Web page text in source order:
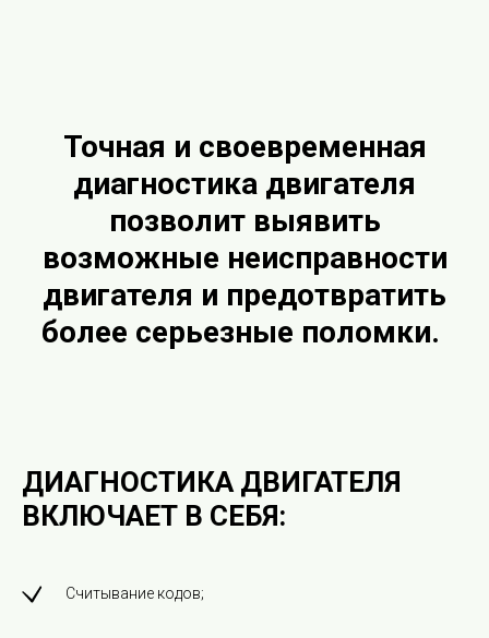
Точная и своевременная
диагностика двигателя
позволит выявить
возможные неисправности
двигателя и предотвратить
более серьезные поломки.
ДИАГНОСТИКА ДВИГАТЕЛЯ
ВКЛЮЧАЕТ В СЕБЯ:
Считывание кодов;